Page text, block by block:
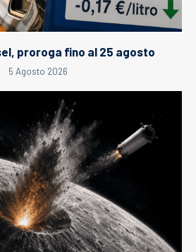
proroga fino al 25 agosto
5 Agosto 2026